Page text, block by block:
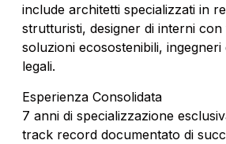
include architetti specializzati in
strutturisti, designer di interni
soluzioni ecosostenibili,
legali.
Esperienza Consolidata
7 anni di specializzazione
track record documentato di